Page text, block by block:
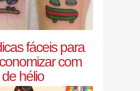
fáceis para
com
hélio